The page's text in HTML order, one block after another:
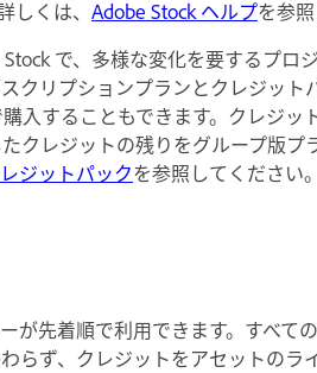
くは、 Adobe Stock ヘルプを参
で、多様な変化を要するプロ
クリプションプランとクレジット
入することもできます。クレジッ
クレジットの残りをグループ版プ
ジットパックを参照してください。
が先着順で利用できます。すべて
らず、クレジットをアセットのラ